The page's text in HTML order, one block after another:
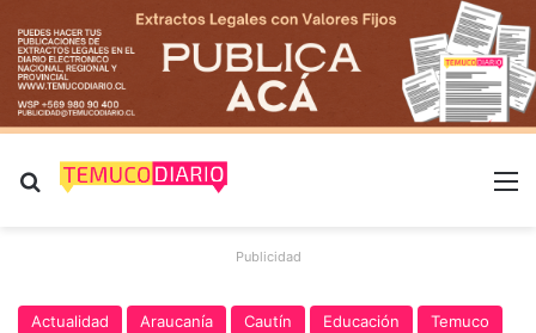
Buscar por
Publicidad
Actualidad Araucanía Cautín Educación
Temuco